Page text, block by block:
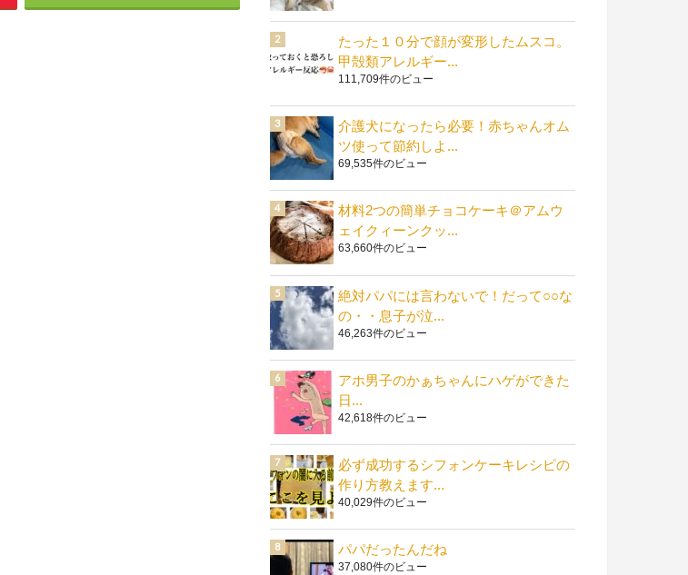
たった１０分で顔が変形したムスコ。
甲殻類アレルギー...
111,709件のビュー
介護犬になったら必要！赤ちゃんオム
ツ使って節約しよ...
69,535件のビュー
材料2つの簡単チョコケーキ＠アムウ
ェイクィーンクッ...
63,660件のビュー
絶対パパには言わないで！だって○○な
の・・息子が泣...
46,263件のビュー
アホ男子のかぁちゃんにハゲができた
日...
42,618件のビュー
必ず成功するシフォンケーキレシピの
作り方教えます...
40,029件のビュー
パパだったんだね
37,080件のビュー